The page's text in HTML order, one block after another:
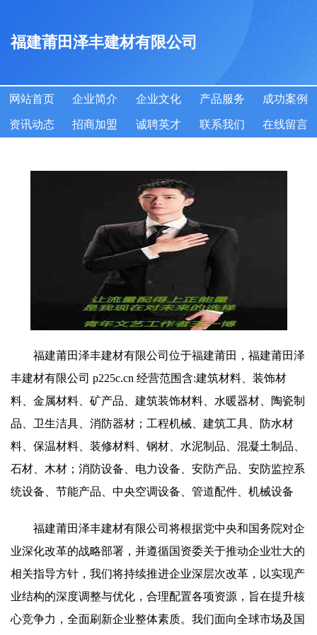
福建莆田泽丰建材有限公司
网站首页 企业简介 企业文化 产品服务 成功案例
资讯动态 招商加盟 诚聘英才 联系我们 在线留言
福建莆田泽丰建材有限公司位于福建莆田，福建莆田泽
丰建材有限公司 p225c.cn 经营范围含:建筑材料、装饰材
料、金属材料、矿产品、建筑装饰材料、水暖器材、陶瓷制
品、卫生洁具、消防器材；工程机械、建筑工具、防水材
料、保温材料、装修材料、钢材、水泥制品、混凝土制品、
石材、木材；消防设备、电力设备、安防产品、安防监控系
统设备、节能产品、中央空调设备、管道配件、机械设备
福建莆田泽丰建材有限公司将根据党中央和国务院对企
业深化改革的战略部署，并遵循国资委关于推动企业壮大的
相关指导方针，我们将持续推进企业深层次改革，以实现产
业结构的深度调整与优化，合理配置各项资源，旨在提升核
心竞争力，全面刷新企业整体素质。我们面向全球市场及国